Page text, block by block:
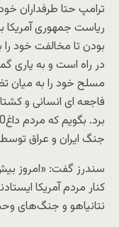
ترامپ حتا طرفداران
ریاست جمهوری آمریکا
بودن تا مخالفت خود
در راه است و به یاری
مسلح خود را به میان
فاجعه ای انسانی و
جنگ ایران و عراق توسط
کنار مردم آمریکا
نتانیاهو و جنگ‌های